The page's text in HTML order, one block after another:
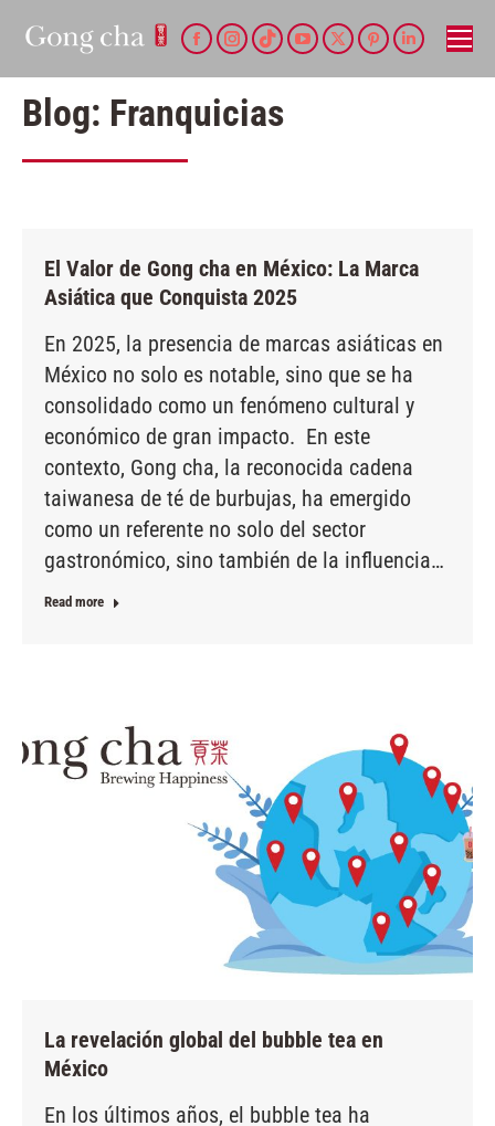
Facebook
page
opens
Instagram
page
opens
TikTok
page
opens
YouTube
page
X
page
Pinterest
page
Linkedin
page
Blog: Franquicias
El Valor de Gong cha en México: La Marca
Asiática que Conquista 2025
En 2025, la presencia de marcas asiáticas en
México no solo es notable, sino que se ha
consolidado como un fenómeno cultural y
económico de gran impacto. En este
contexto, Gong cha, la reconocida cadena
taiwanesa de té de burbujas, ha emergido
como un referente no solo del sector
gastronómico, sino también de la influencia…
Read more
La revelación global del bubble tea en
México
En los últimos años, el bubble tea ha